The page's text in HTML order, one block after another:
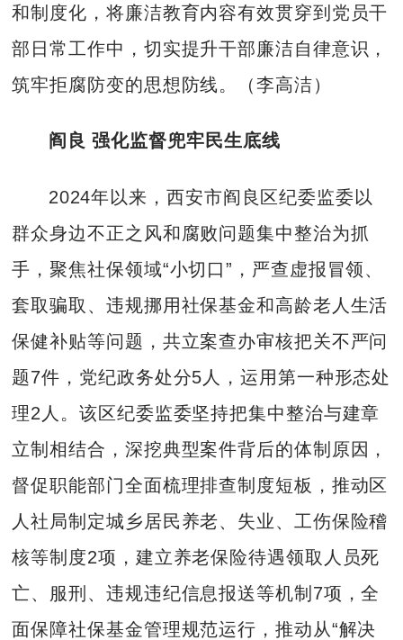
和制度化，将廉洁教育内容有效贯穿到党员干
部日常工作中，切实提升干部廉洁自律意识，
筑牢拒腐防变的思想防线。（李高洁）
阎良 强化监督兜牢民生底线
2024年以来，西安市阎良区纪委监委以
群众身边不正之风和腐败问题集中整治为抓
手，聚焦社保领域“小切口”，严查虚报冒领、
套取骗取、违规挪用社保基金和高龄老人生活
保健补贴等问题，共立案查办审核把关不严问
题7件，党纪政务处分5人，运用第一种形态处
理2人。该区纪委监委坚持把集中整治与建章
立制相结合，深挖典型案件背后的体制原因，
督促职能部门全面梳理排查制度短板，推动区
人社局制定城乡居民养老、失业、工伤保险稽
核等制度2项，建立养老保险待遇领取人员死
亡、服刑、违规违纪信息报送等机制7项，全
面保障社保基金管理规范运行，推动从“解决